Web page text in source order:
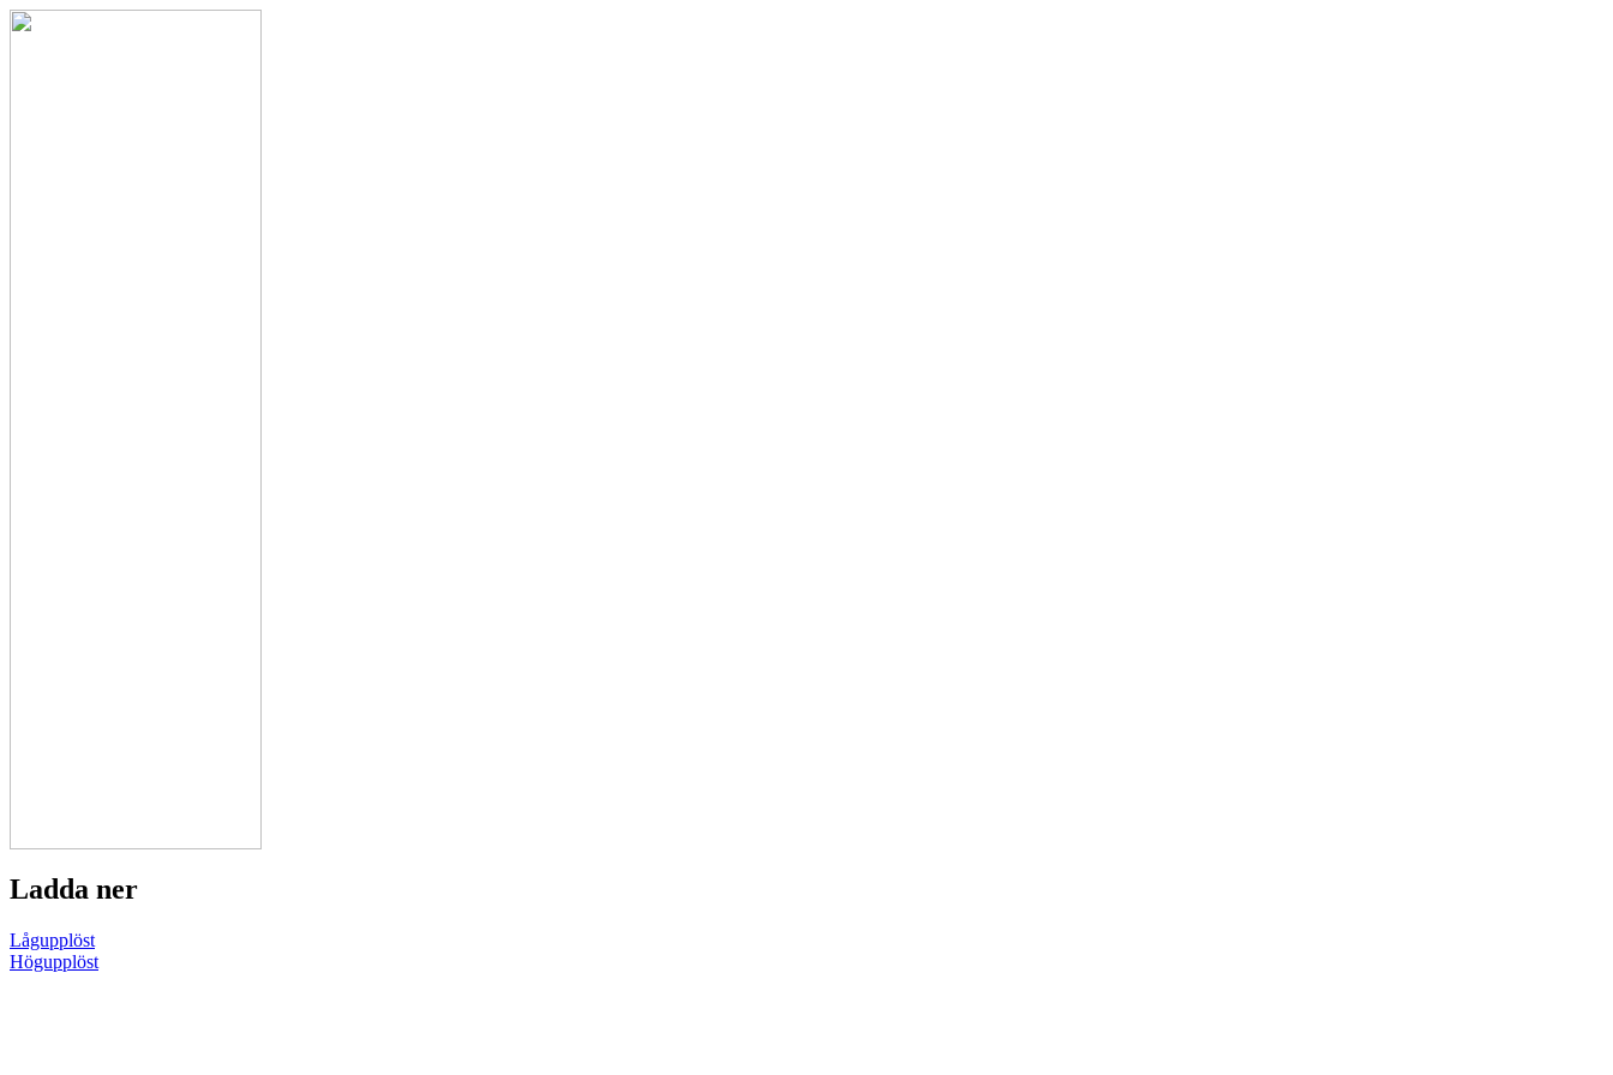
Ladda ner
Lågupplöst
Högupplöst